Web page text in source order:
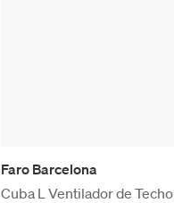
Faro Barcelona
Cuba L Ventilador de Techo